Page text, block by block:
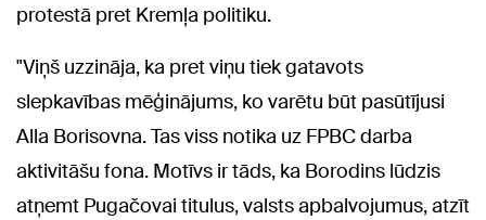
protestā pret Kremļa politiku.
"Viņš uzzināja, ka pret viņu tiek gatavots
slepkavības mēģinājums, ko varētu būt pasūtījusi
Alla Borisovna. Tas viss notika uz FPBC darba
aktivitāšu fona. Motīvs ir tāds, ka Borodins lūdzis
atņemt Pugačovai titulus, valsts apbalvojumus, atzīt